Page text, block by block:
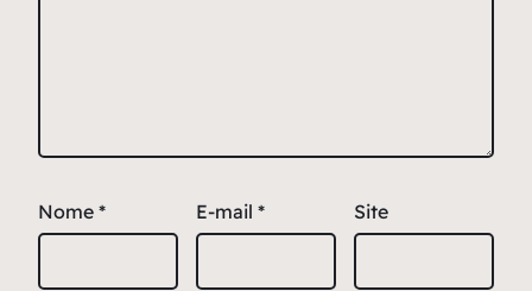
Nome * E-mail * Site